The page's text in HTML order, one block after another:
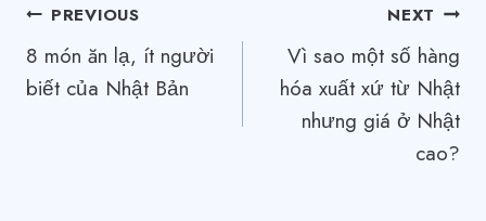
Điều
hướng
PREVIOUS
8 món ăn lạ, ít người
biết của Nhật Bản
NEXT
Vì sao một số hàng
hóa xuất xứ từ Nhật
nhưng giá ở Nhật
cao?